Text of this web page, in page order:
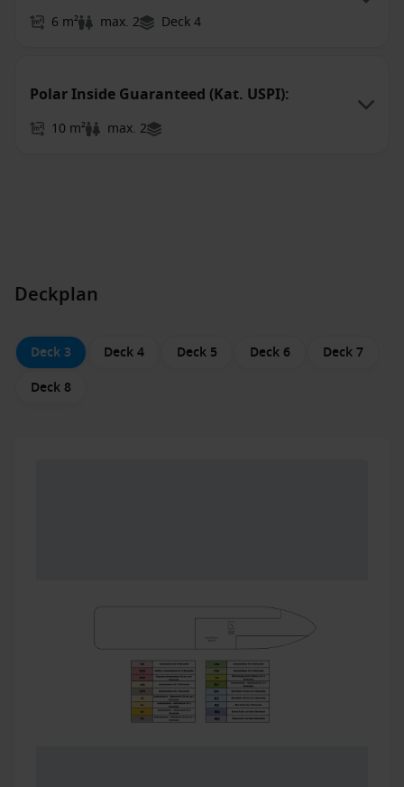
6 m² max. 2 Deck 4
Polar Inside Guaranteed (Kat. USPI):
10 m² max. 2
Deckplan
Deck 3 Deck 4 Deck 5 Deck 6
Deck 7
Deck 8